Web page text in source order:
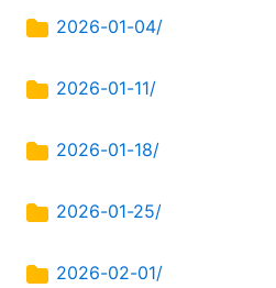
2026-01-04/
2026-01-11/
2026-01-18/
2026-01-25/
2026-02-01/